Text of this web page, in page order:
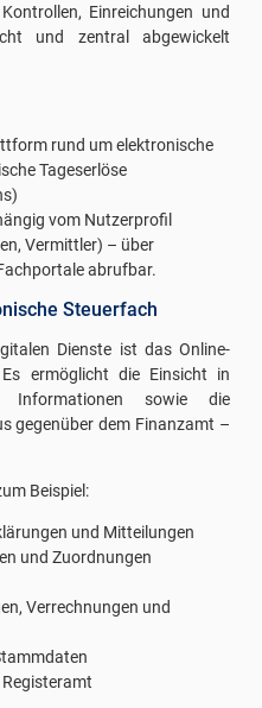
Einreichungen und
und zentral abgewickelt
rund um elektronische
Tageserlöse
vom Nutzerprofil
Vermittler) – über
abrufbar.
Steuerfach
Dienste ist das Online-
ermöglicht die Einsicht in
Informationen sowie die
gegenüber dem Finanzamt –
Beispiel:
und Mitteilungen
und Zuordnungen
Verrechnungen und